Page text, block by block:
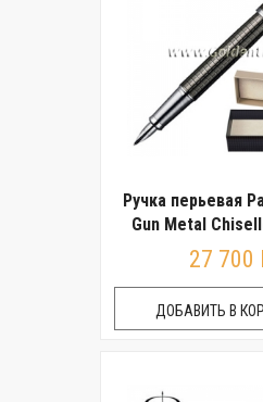
Ручка перьевая
Gun Metal
27 700
ДОБАВИТЬ В